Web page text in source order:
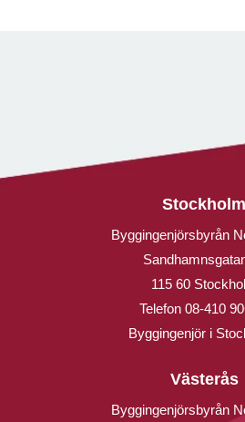
Stockholm
Byggingenjörsbyrån
115 60
Telefon 08-410
Byggingenjör i
Västerås
Byggingenjörsbyrån